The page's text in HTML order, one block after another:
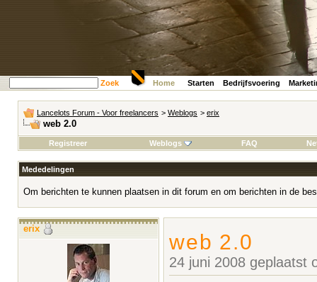
Zoek Home Starten Bedrijfsvoering
Lancelots Forum - Voor freelancers > Weblogs > erix
web 2.0
Registreer Weblogs FAQ
Mededelingen
Om berichten te kunnen plaatsen in dit forum en om berichten in de
web 2.0
24 juni 2008 geplaatst
erix